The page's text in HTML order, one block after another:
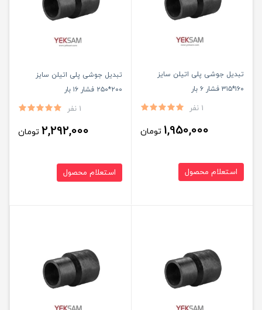
تبدیل جوشی پلی اتیلن سایز
۱۶۰*۳۱۵ فشار ۶ بار
1 نفر
1,950,000 تومان
استعلام محصول
تبدیل جوشی پلی اتیلن سایز
۲۰۰*۲۵۰ فشار ۱۶ بار
1 نفر
2,292,000 تومان
استعلام محصول